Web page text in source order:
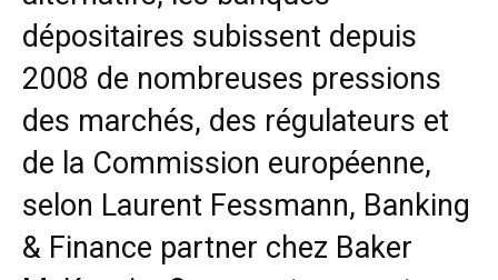
dépositaires subissent depuis
2008 de nombreuses pressions
des marchés, des régulateurs et
de la Commission européenne,
selon Laurent Fessmann, Banking
& Finance partner chez Baker